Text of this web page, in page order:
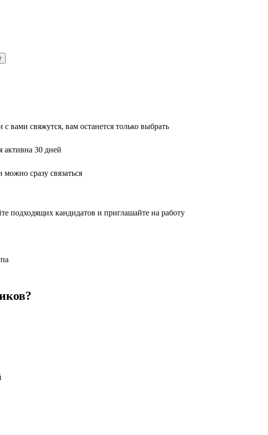
свяжутся, вам останется только выбрать
активна 30 дней
сразу связаться
подходящих кандидатов и приглашайте на работу